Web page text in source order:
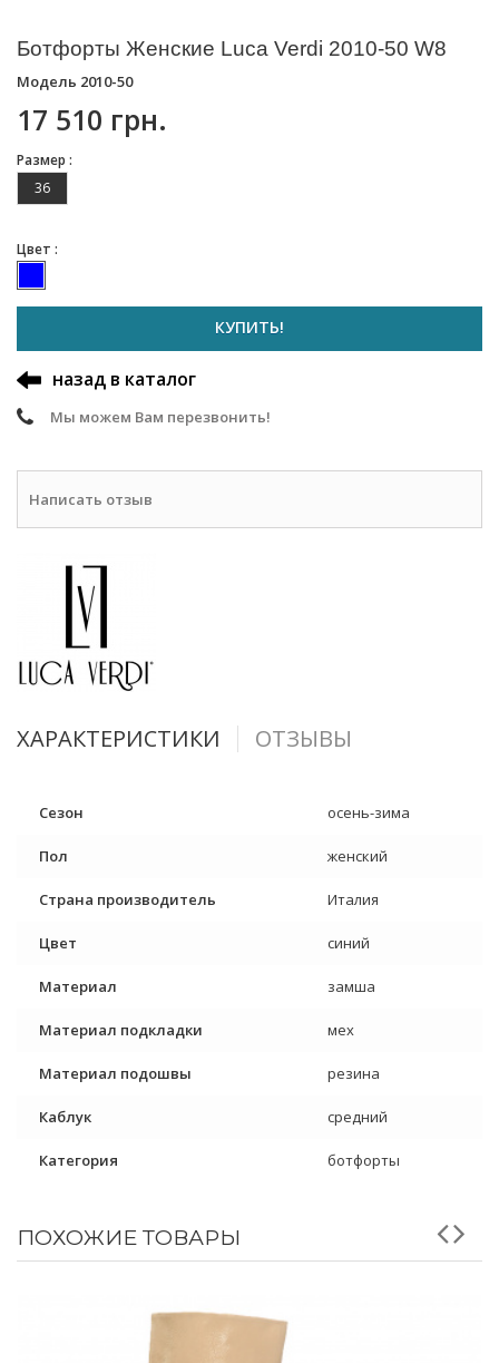
Ботфорты Женские Luca Verdi 2010-50 W8
Модель 2010-50
17 510 грн.
Размер :
36
Цвет :
КУПИТЬ!
назад в каталог
Мы можем Вам перезвонить!
Написать отзыв
ХАРАКТЕРИСТИКИ ОТЗЫВЫ
Сезон осень-зима
Пол женский
Страна производитель Италия
Цвет синий
Материал замша
Материал подкладки мех
Материал подошвы резина
Каблук средний
Категория ботфорты
ПОХОЖИЕ ТОВАРЫ